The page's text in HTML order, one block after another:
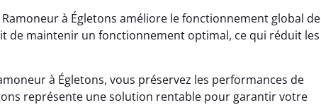
à Égletons améliore le fonctionnement global de
de maintenir un fonctionnement optimal, ce qui réduit les
à Égletons, vous préservez les performances de
représente une solution rentable pour garantir votre